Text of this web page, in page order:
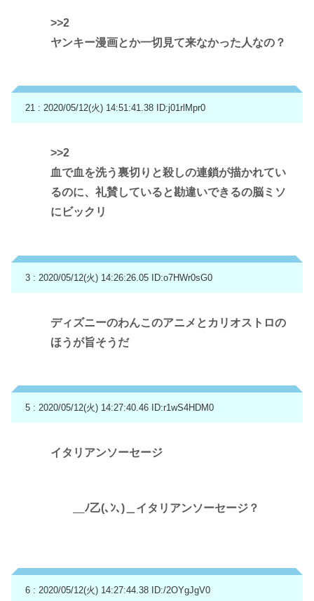
>>2
ヤンキー漫画とか一切見て来なかった人なの？
21 : 2020/05/12(火) 14:51:41.38 ID:j01rlMpr0
>>2
血で血を洗う裏切りと殺しの連鎖が描かれてい
るのに、礼賛していると勘違いできるの脳ミソ
にビックリ
3 : 2020/05/12(火) 14:26:26.05 ID:o7HWr0sG0
ディズニーのわんこのアニメとカリオストロの
ほうが旨そうだ
5 : 2020/05/12(火) 14:27:40.46 ID:r1wS4HDM0
イタリアンソーセージ
＿ﾉ乙(､ﾝ､)＿イタリアンソーセージ？
6 : 2020/05/12(火) 14:27:44.38 ID:/2OYgJgV0